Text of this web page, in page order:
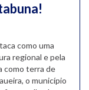
como uma
regional e pela
como terra de
o município